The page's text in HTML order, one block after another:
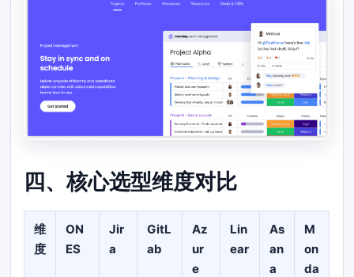
四、核心选型维度对比
维
度
ON
ES
Jir
a
GitL
ab
Az
ur
e
Lin
ear
As
an
a
M
on
da